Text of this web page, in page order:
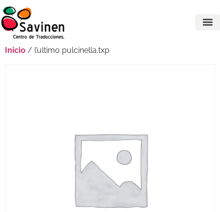
Inicio / l’ultimo pulcinella.txp